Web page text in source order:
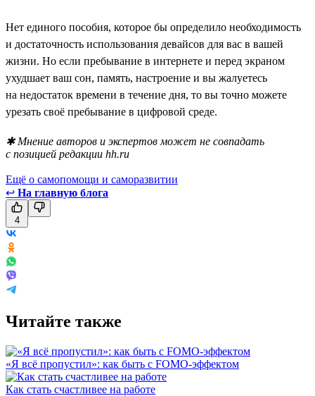
Нет единого пособия, которое бы определило необходимость
и достаточность использования девайсов для вас в вашей
жизни. Но если пребывание в интернете и перед экраном
ухудшает ваш сон, память, настроение и вы жалуетесь
на недостаток времени в течение дня, то вы точно можете
урезать своё пребывание в цифровой среде.
✱ Мнение авторов и экспертов может не совпадать
с позицией редакции hh.ru
Ещё о самопомощи и саморазвитии
↩ На главную блога
4
Читайте также
«Я всё пропустил»: как быть с FOMO-эффектом
Как стать счастливее на работе